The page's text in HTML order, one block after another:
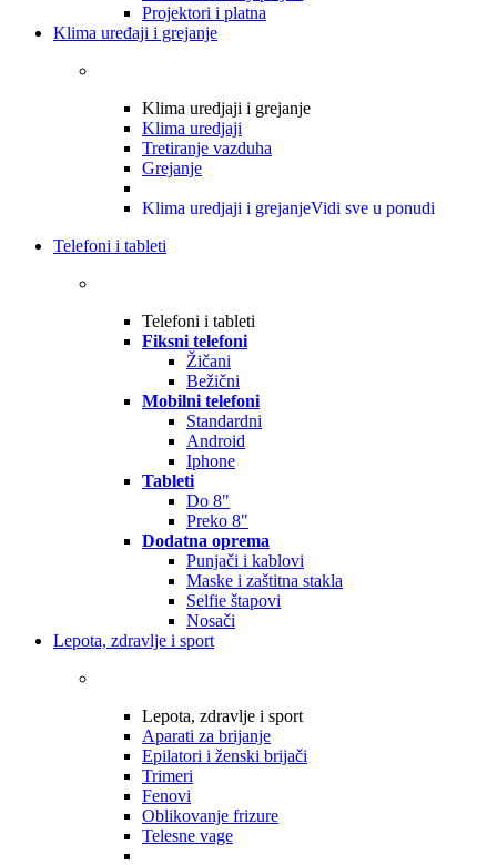
Projektori i platna
Klima uređaji i grejanje
Klima uredjaji i grejanje
Klima uredjaji
Tretiranje vazduha
Grejanje
Klima uredjaji i grejanjeVidi sve u ponudi
Telefoni i tableti
Telefoni i tableti
Fiksni telefoni
Žičani
Bežični
Mobilni telefoni
Standardni
Android
Iphone
Tableti
Do 8"
Preko 8"
Dodatna oprema
Punjači i kablovi
Maske i zaštitna stakla
Selfie štapovi
Nosači
Lepota, zdravlje i sport
Lepota, zdravlje i sport
Aparati za brijanje
Epilatori i ženski brijači
Trimeri
Fenovi
Oblikovanje frizure
Telesne vage